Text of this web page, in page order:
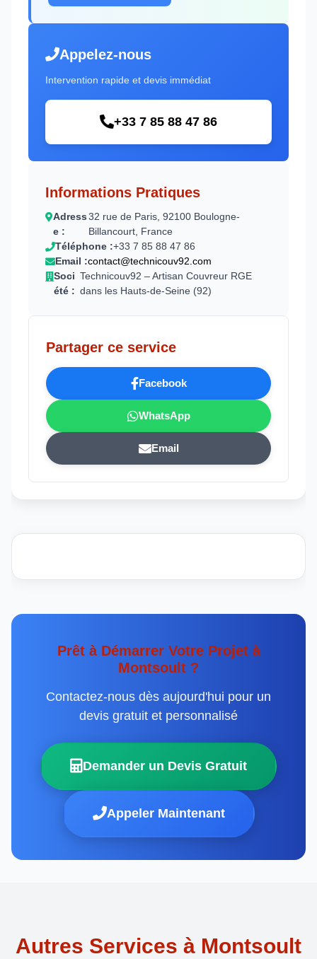
Appelez-nous
Intervention rapide et devis immédiat
+33 7 85 88 47 86
Informations Pratiques
Adress
e :
32 rue de Paris, 92100 Boulogne-
Billancourt, France
Téléphone :+33 7 85 88 47 86
Email :contact@technicouv92.com
Soci
été :
Technicouv92 – Artisan Couvreur RGE
dans les Hauts-de-Seine (92)
Partager ce service
Facebook
WhatsApp
Email
Prêt à Démarrer Votre Projet à
Montsoult ?
Contactez-nous dès aujourd'hui pour un
devis gratuit et personnalisé
Demander un Devis Gratuit
Appeler Maintenant
Autres Services à Montsoult